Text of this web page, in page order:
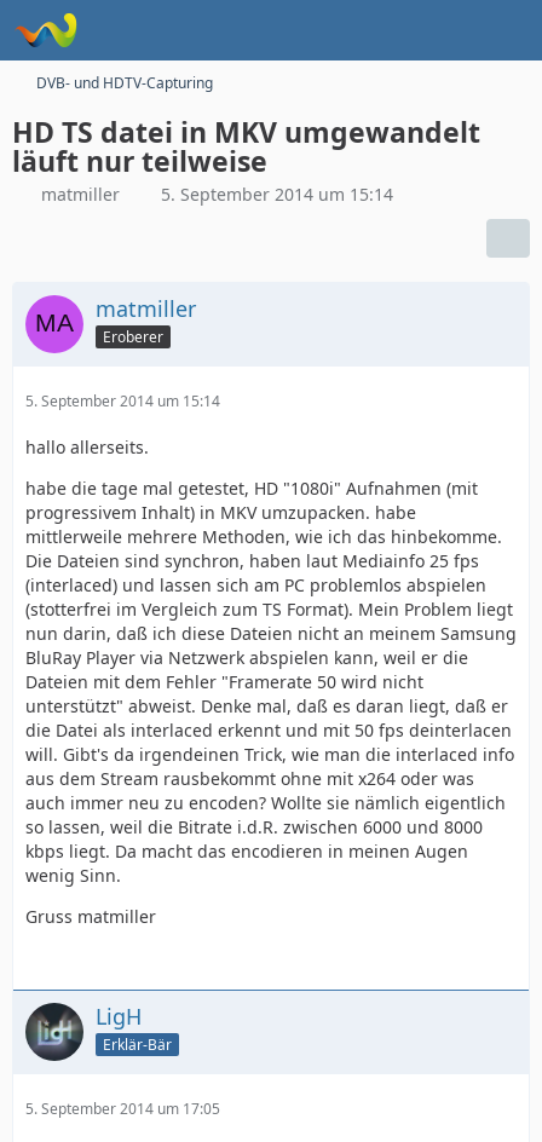
DVB- und HDTV-Capturing
HD TS datei in MKV umgewandelt
läuft nur teilweise
matmiller 5. September 2014 um 15:14
matmiller
Eroberer
5. September 2014 um 15:14
hallo allerseits.
habe die tage mal getestet, HD "1080i" Aufnahmen (mit
progressivem Inhalt) in MKV umzupacken. habe
mittlerweile mehrere Methoden, wie ich das hinbekomme.
Die Dateien sind synchron, haben laut Mediainfo 25 fps
(interlaced) und lassen sich am PC problemlos abspielen
(stotterfrei im Vergleich zum TS Format). Mein Problem liegt
nun darin, daß ich diese Dateien nicht an meinem Samsung
BluRay Player via Netzwerk abspielen kann, weil er die
Dateien mit dem Fehler "Framerate 50 wird nicht
unterstützt" abweist. Denke mal, daß es daran liegt, daß er
die Datei als interlaced erkennt und mit 50 fps deinterlacen
will. Gibt's da irgendeinen Trick, wie man die interlaced info
aus dem Stream rausbekommt ohne mit x264 oder was
auch immer neu zu encoden? Wollte sie nämlich eigentlich
so lassen, weil die Bitrate i.d.R. zwischen 6000 und 8000
kbps liegt. Da macht das encodieren in meinen Augen
wenig Sinn.
Gruss matmiller
LigH
Erklär-Bär
5. September 2014 um 17:05